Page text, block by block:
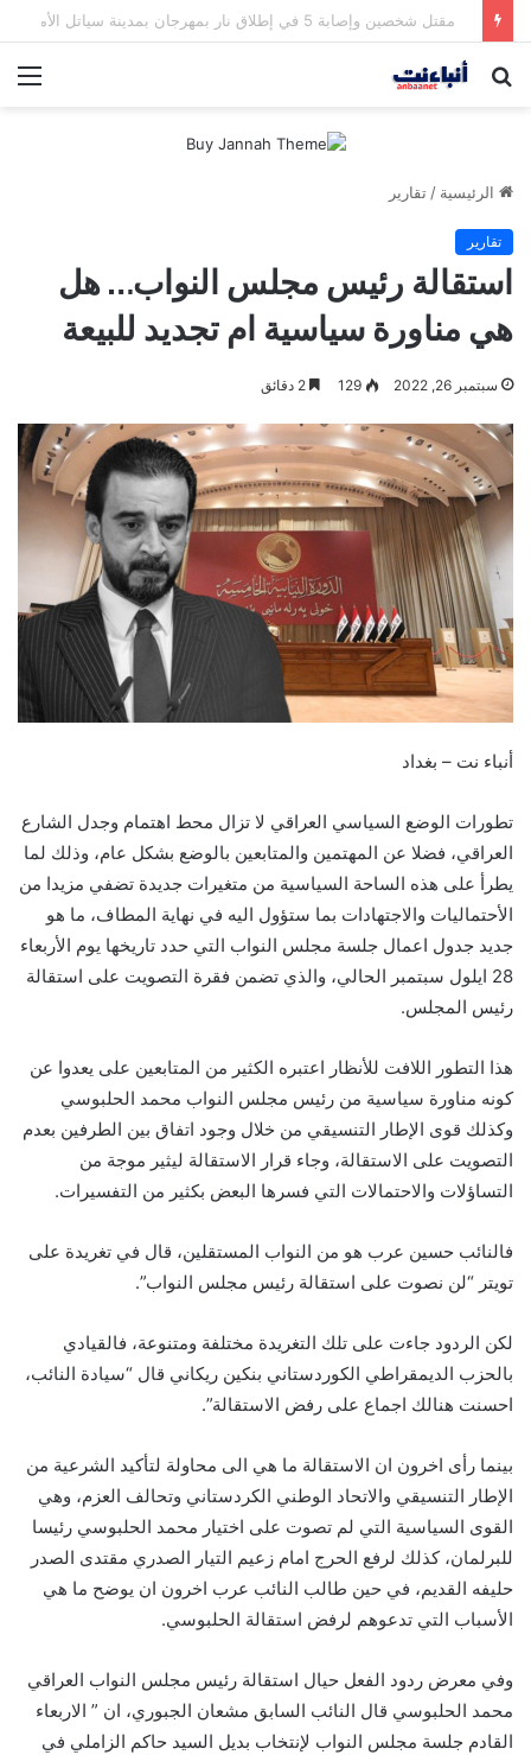
مقتل شخصين وإصابة 5 في إطلاق نار بمهرجان بمدينة سياتل الأميركية
بحث
الرئيسية / تقارير
تقارير
استقالة رئيس مجلس النواب… هل
هي مناورة سياسية ام تجديد للبيعة
سبتمبر 26, 2022 129
أنباء نت – بغداد
تطورات الوضع السياسي العراقي لا تزال محط اهتمام وجدل الشارع
العراقي، فضلا عن المهتمين والمتابعين بالوضع بشكل عام، وذلك لما
يطرأ على هذه الساحة السياسية من متغيرات جديدة تضفي مزيدا من
الأحتماليات والاجتهادات بما ستؤول اليه في نهاية المطاف، ما هو
جديد جدول اعمال جلسة مجلس النواب التي حدد تاريخها يوم الأربعاء
28 ايلول سبتمبر الحالي، والذي تضمن فقرة التصويت على استقالة
رئيس المجلس.
هذا التطور اللافت للأنظار اعتبره الكثير من المتابعين على يعدوا عن
كونه مناورة سياسية من رئيس مجلس النواب محمد الحلبوسي
وكذلك قوى الإطار التنسيقي من خلال وجود اتفاق بين الطرفين بعدم
التصويت على الاستقالة، وجاء قرار الاستقالة ليثير موجة من
التساؤلات والاحتمالات التي فسرها البعض بكثير من التفسيرات.
فالنائب حسين عرب هو من النواب المستقلين، قال في تغريدة على
تويتر “لن نصوت على استقالة رئيس مجلس النواب”.
لكن الردود جاءت على تلك التغريدة مختلفة ومتنوعة، فالقيادي
بالحزب الديمقراطي الكوردستاني بنكين ريكاني قال “سيادة النائب،
احسنت هنالك اجماع على رفض الاستقالة”.
بينما رأى اخرون ان الاستقالة ما هي الى محاولة لتأكيد الشرعية من
الإطار التنسيقي والاتحاد الوطني الكردستاني وتحالف العزم، وهي
القوى السياسية التي لم تصوت على اختيار محمد الحلبوسي رئيسا
للبرلمان، كذلك لرفع الحرج امام زعيم التيار الصدري مقتدى الصدر
حليفه القديم، في حين طالب النائب عرب اخرون ان يوضح ما هي
الأسباب التي تدعوهم لرفض استقالة الحلبوسي.
وفي معرض ردود الفعل حيال استقالة رئيس مجلس النواب العراقي
محمد الحلبوسي قال النائب السابق مشعان الجبوري، ان ” الاربعاء
القادم جلسة مجلس النواب لإنتخاب بديل السيد حاكم الزاملي في